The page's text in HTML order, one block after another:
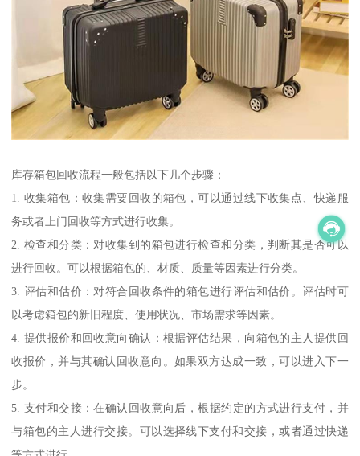
库存箱包回收流程一般包括以下几个步骤：
1. 收集箱包：收集需要回收的箱包，可以通过线下收集点、快递服
务或者上门回收等方式进行收集。
2. 检查和分类：对收集到的箱包进行检查和分类，判断其是否可以
进行回收。可以根据箱包的、材质、质量等因素进行分类。
3. 评估和估价：对符合回收条件的箱包进行评估和估价。评估时可
以考虑箱包的新旧程度、使用状况、市场需求等因素。
4. 提供报价和回收意向确认：根据评估结果，向箱包的主人提供回
收报价，并与其确认回收意向。如果双方达成一致，可以进入下一
步。
5. 支付和交接：在确认回收意向后，根据约定的方式进行支付，并
与箱包的主人进行交接。可以选择线下支付和交接，或者通过快递